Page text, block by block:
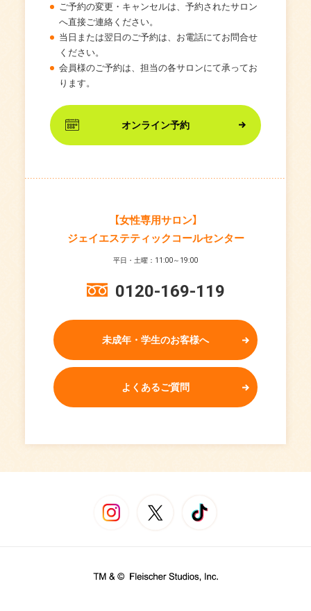
ご予約の変更・キャンセルは、予約されたサロン
へ直接ご連絡ください。
当日または翌日のご予約は、お電話にてお問合せ
ください。
会員様のご予約は、担当の各サロンにて承ってお
ります。
オンライン予約
【女性専用サロン】
ジェイエステティックコールセンター
平日・土曜：11:00～19:00
0120-169-119
未成年・学生のお客様へ
よくあるご質問